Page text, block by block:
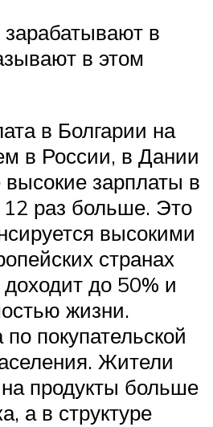
в
в этом
в Болгарии на
в России, в Дании
зарплаты в
раз больше. Это
высокими
странах
доходит до 50% и
жизни.
покупательской
Жители
продукты больше
а в структуре